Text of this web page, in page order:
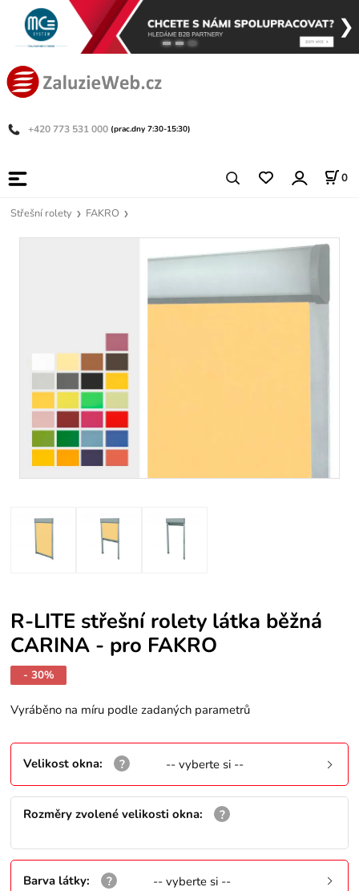
+420 773 531 000 (prac.dny 7:30-15:30)
0
Střešní rolety FAKRO
R-LITE střešní rolety látka běžná
CARINA - pro FAKRO
- 30%
Vyráběno na míru podle zadaných parametrů
Velikost okna: -- vyberte si --
Rozměry zvolené velikosti okna:
Barva látky: -- vyberte si --